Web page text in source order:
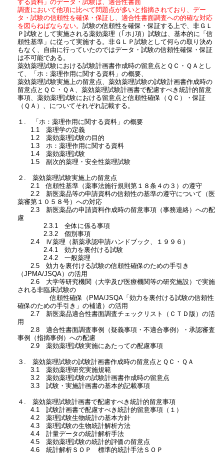
する資料」のデータ・試験は、適合性書面
調査において他項に比べて問題点が多いと指摘されており、デー
タ・試験の信頼性を確保・保証し、適合性書面調査への的確な対応
を図らねばならない。 試験の信頼性を確保・保証する上で、非ＧＬ
Ｐ試験として実施される薬効薬理（｢ホ｣項）試験は、基本的に「信
頼性基準」に従って実施する。非ＧＬＰ試験として何らの取り決め
もなく、自由に行っていたのではデータ・試験の信頼性確保・保証
は不可能である。
薬効薬理試験における試験計画書作成時の留意点とＱＣ・ＱＡとし
て、「ホ：薬理作用に関する資料」の概要、
薬効薬理試験実施上の留意点、薬効薬理試験の試験計画書作成時の
留意点とＱＣ・ＱＡ、薬効薬理試験計画書で配慮すべき統計的留意
事項、薬効薬理試験における留意点と信頼性確保（ＱＣ）・保証
（ＱＡ）、についてそれぞれ記載する。
１. 「ホ：薬理作用に関する資料」の概要
1.1 薬理学の定義
1.2 薬効薬理試験の目的
1.3 ホ：薬理作用に関する資料
1.4 薬効薬理試験
1.5 副次的薬理・安全性薬理試験
２. 薬効薬理試験実施上の留意点
2.1 信頼性基準（薬事法施行規則第１８条４の３）の遵守
2.2 新医薬品等の申請資料の信頼性の基準の遵守について（医
薬審第１０５８号）への対応
2.3 新医薬品の申請資料作成時の留意事項（事務連絡）への配
慮
2.3.1 全体に係る事項
2.3.2 個別事項
2.4 Ⅳ薬理（新薬承認申請ハンドブック、１９９６）
2.4.1 効力を裏付ける試験
2.4.2 一般薬理
2.5 効力を裏付ける試験の信頼性確保のための手引き
（JPMA/JSQA）の活用
2.6 大学等研究機関（大学及び医療機関等の研究施設）で実施
される非臨床試験の
信頼性確保（PMA/JSQA「効力を裏付ける試験の信頼性
確保のための手引き」の補遺）の活用
2.7 新医薬品適合性書面調査チェックリスト（ＣＴＤ版）の活
用
2.8 適合性書面調査事例（疑義事項・不適合事例）・承認審査
事例（指摘事例）への配慮
2.9 薬効薬理試験実施にあたっての配慮事項
３. 薬効薬理試験の試験計画書作成時の留意点とＱＣ・ＱＡ
3.1 薬効薬理研究実施規範
3.2 薬効薬理試験の試験計画書作成時の留意点
3.3 試験・実施計画書の基本的記載事項
４. 薬効薬理試験計画書で配慮すべき統計的留意事項
4.1 試験計画書で配慮すべき統計的留意事項（１）
4.2 薬理試験生物統計の基本方針
4.3 薬理試験の生物統計解析方法
4.4 計量データの統計解析手法
4.5 薬効薬理試験の統計的評価の留意点
4.6 統計解析ＳＯＰ 標準的統計手法ＳＯＰ